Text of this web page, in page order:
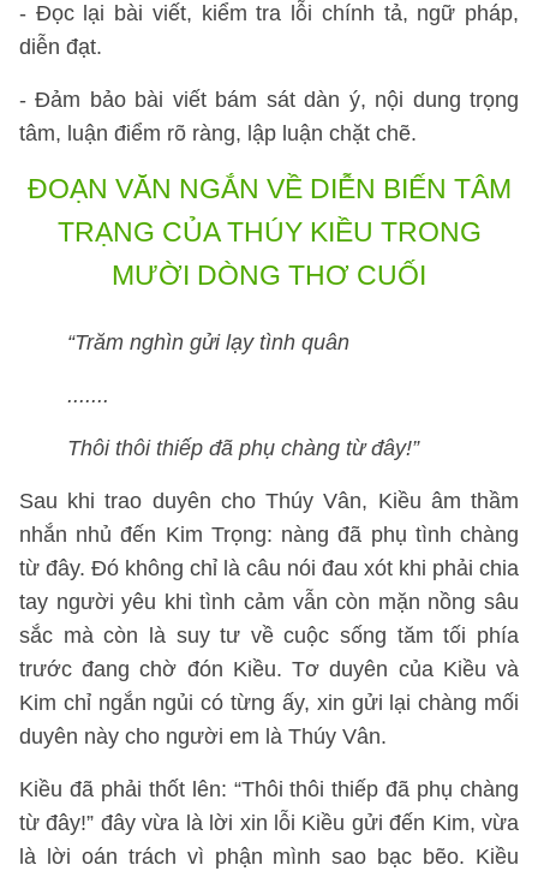
- Đọc lại bài viết, kiểm tra lỗi chính tả, ngữ pháp,
diễn đạt.
- Đảm bảo bài viết bám sát dàn ý, nội dung trọng
tâm, luận điểm rõ ràng, lập luận chặt chẽ.
ĐOẠN VĂN NGẮN VỀ DIỄN BIẾN TÂM
TRẠNG CỦA THÚY KIỀU TRONG
MƯỜI DÒNG THƠ CUỐI
“Trăm nghìn gửi lạy tình quân
.......
Thôi thôi thiếp đã phụ chàng từ đây!”
Sau khi trao duyên cho Thúy Vân, Kiều âm thầm
nhắn nhủ đến Kim Trọng: nàng đã phụ tình chàng
từ đây. Đó không chỉ là câu nói đau xót khi phải chia
tay người yêu khi tình cảm vẫn còn mặn nồng sâu
sắc mà còn là suy tư về cuộc sống tăm tối phía
trước đang chờ đón Kiều. Tơ duyên của Kiều và
Kim chỉ ngắn ngủi có từng ấy, xin gửi lại chàng mối
duyên này cho người em là Thúy Vân.
Kiều đã phải thốt lên: “Thôi thôi thiếp đã phụ chàng
từ đây!” đây vừa là lời xin lỗi Kiều gửi đến Kim, vừa
là lời oán trách vì phận mình sao bạc bẽo. Kiều